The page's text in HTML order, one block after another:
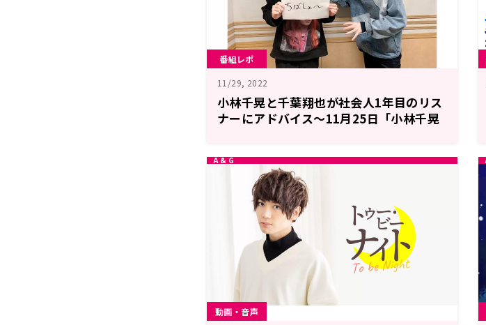
番組レポ
11/29, 2022
小林千晃と千葉翔也が社会人1年目のリス
ナーにアドバイス～11月25日「小林千晃
動画・音声